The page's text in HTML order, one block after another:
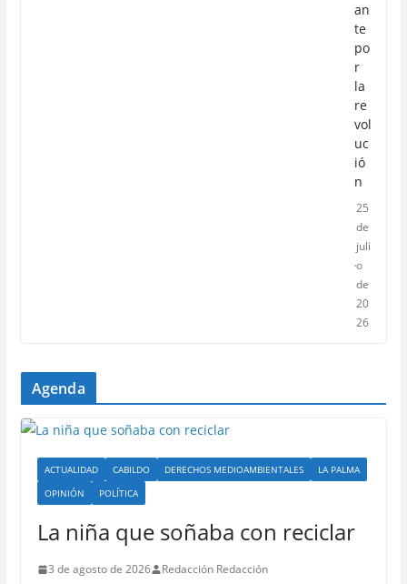
an
te
po
r
la
re
vol
uc
ió
n
25
de
juli
o
de
20
26
Agenda
ACTUALIDAD CABILDO DERECHOS MEDIOAMBIENTALES
LA PALMA
OPINIÓN
POLÍTICA
La niña que soñaba con reciclar
3 de agosto de 2026 Redacción Redacción